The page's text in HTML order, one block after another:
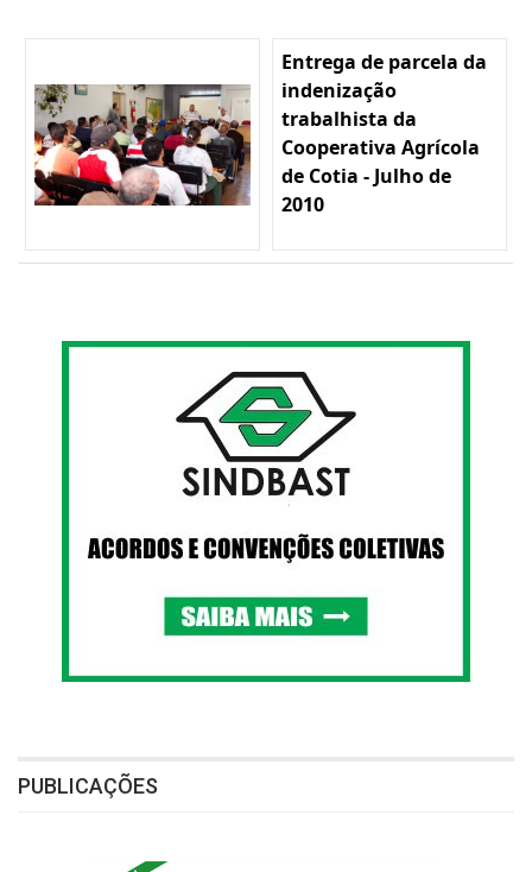
Entrega de parcela da
indenização
trabalhista da
Cooperativa Agrícola
de Cotia - Julho de
2010
PUBLICAÇÕES